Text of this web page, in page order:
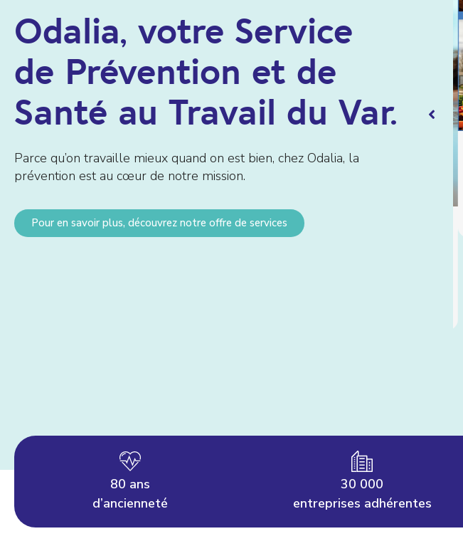
Odalia, votre Service
de Prévention et de
Santé au Travail du Var.
Parce qu’on travaille mieux quand on est bien, chez Odalia, la
prévention est au cœur de notre mission.
Pour en savoir plus, découvrez notre offre de services
Chaleur et canicule au travail : quelles obligations pour les
80 ans
d’ancienneté
30 000
entreprises adhérentes